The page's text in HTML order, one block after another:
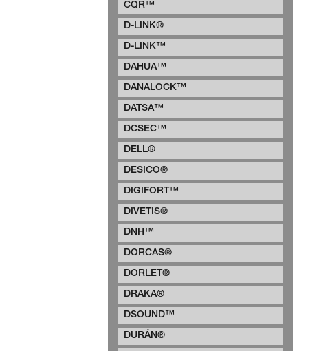
CQR™
D-LINK®
D-LINK™
DAHUA™
DANALOCK™
DATSA™
DCSEC™
DELL®
DESICO®
DIGIFORT™
DIVETIS®
DNH™
DORCAS®
DORLET®
DRAKA®
DSOUND™
DURÁN®